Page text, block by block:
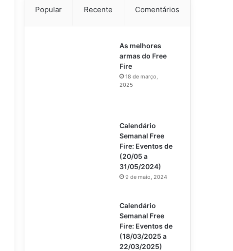
Popular Recente Comentários
As melhores
armas do Free
Fire
18 de março,
2025
Calendário
Semanal Free
Fire: Eventos de
(20/05 a
31/05/2024)
9 de maio, 2024
Calendário
Semanal Free
Fire: Eventos de
(18/03/2025 a
22/03/2025)